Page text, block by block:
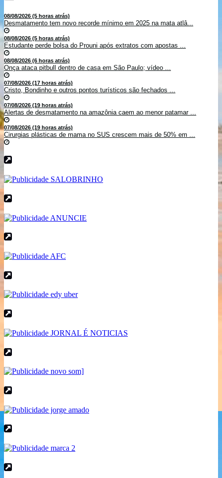
08/08/2026 (5 horas atrás)
Desmatamento tem novo recorde mínimo em 2025 na mata atlâ...
08/08/2026 (5 horas atrás)
Estudante perde bolsa do Prouni após extratos com apostas ...
08/08/2026 (6 horas atrás)
Onça ataca pitbull dentro de casa em São Paulo; vídeo ...
07/08/2026 (17 horas atrás)
Cristo, Bondinho e outros pontos turísticos são fechados ...
07/08/2026 (19 horas atrás)
Alertas de desmatamento na amazônia caem ao menor patamar ...
07/08/2026 (19 horas atrás)
Cirurgias plásticas de mama no SUS crescem mais de 50% em ...